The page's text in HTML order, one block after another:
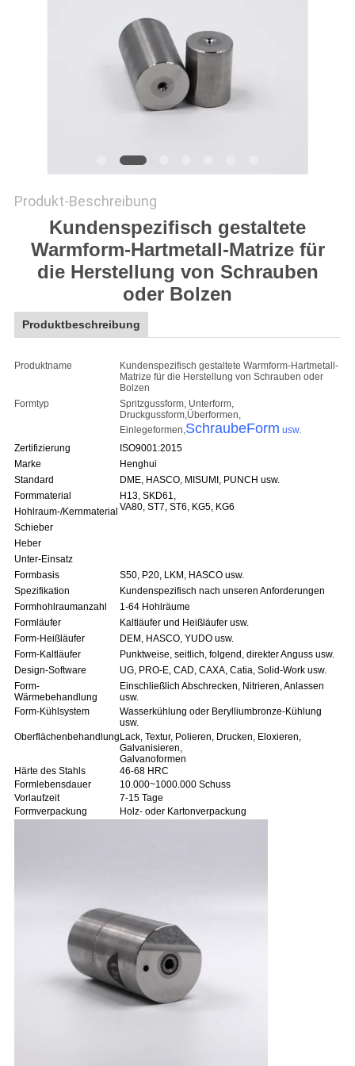
DATENSCHUTZRICHTLINIE
Produkt-Beschreibung
Kundenspezifisch gestaltete
Warmform-Hartmetall-Matrize für
die Herstellung von Schrauben
oder Bolzen
Produktbeschreibung
Produktname
Kundenspezifisch gestaltete Warmform-Hartmetall-
Matrize für die Herstellung von Schrauben oder
Bolzen
Formtyp
Spritzgussform, Unterform,
Druckgussform,Überformen,
Einlegeformen,SchraubeForm usw.
Zertifizierung
ISO9001:2015
Marke
Henghui
Standard
DME, HASCO, MISUMI, PUNCH usw.
Formmaterial
H13, SKD61,
VA80, ST7, ST6, KG5, KG6
Hohlraum-/Kernmaterial
Schieber
Heber
Unter-Einsatz
Formbasis
S50, P20, LKM, HASCO usw.
Spezifikation
Kundenspezifisch nach unseren Anforderungen
Formhohlraumanzahl
1-64 Hohlräume
Formläufer
Kaltläufer und Heißläufer usw.
Form-Heißläufer
DEM, HASCO, YUDO usw.
Form-Kaltläufer
Punktweise, seitlich, folgend, direkter Anguss usw.
Design-Software
UG, PRO-E, CAD, CAXA, Catia, Solid-Work usw.
Form-
Wärmebehandlung
Einschließlich Abschrecken, Nitrieren, Anlassen
usw.
Form-Kühlsystem
Wasserkühlung oder Berylliumbronze-Kühlung
usw.
Oberflächenbehandlung Lack, Textur, Polieren, Drucken, Eloxieren,
Galvanisieren,
Galvanoformen
Härte des Stahls
46-68 HRC
Formlebensdauer
10.000~1000.000 Schuss
Vorlaufzeit
7-15 Tage
Formverpackung
Holz- oder Kartonverpackung